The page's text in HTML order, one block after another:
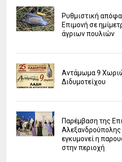
Ρυθμιστική
Επιμονή σε
άγριων πουλιών
Αντάμωμα 9
Διδυμοτείχου
Παρέμβαση της
Αλεξανδρούπολης
εγκυμονεί η
στην περιοχή